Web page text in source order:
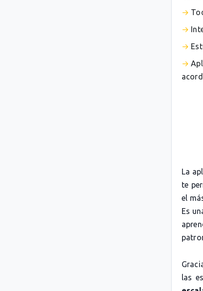
La
te
el
Es
las